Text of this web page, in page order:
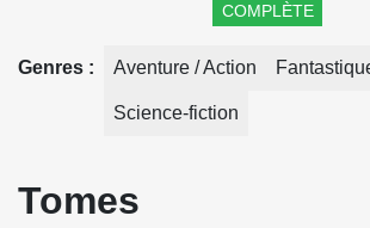
COMPLÈTE
Genres Aventure / Action
Science-fiction
Tomes